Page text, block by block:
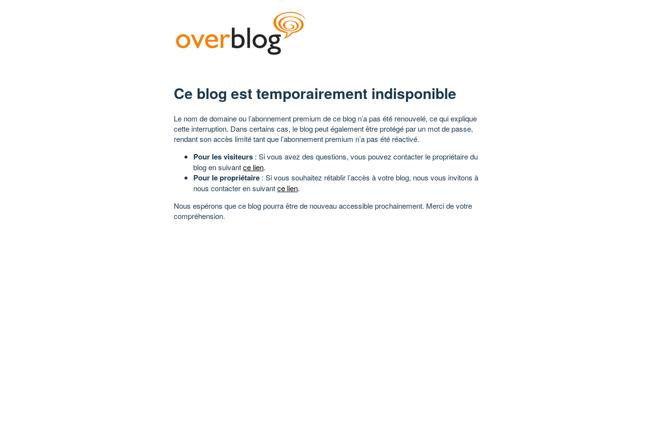
Ce blog est temporairement indisponible
Le nom de domaine ou l’abonnement premium de ce blog n’a pas été renouvelé, ce qui explique
cette interruption. Dans certains cas, le blog peut également être protégé par un mot de passe,
rendant son accès limité tant que l’abonnement premium n’a pas été réactivé.
Pour les visiteurs : Si vous avez des questions, vous pouvez contacter le propriétaire du
blog en suivantce lien.
Pour le propriétaire : Si vous souhaitez rétablir l’accès à votre blog, nous vous invitons à
nous contacter en suivantce lien.
Nous espérons que ce blog pourra être de nouveau accessible prochainement. Merci de votre
compréhension.